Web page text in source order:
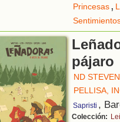
Princesas,
pájaro
ND
PELLISA,
Sapristi ,
Colección: